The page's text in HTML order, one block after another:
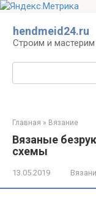
контенту
hendmeid24.ru
Строим и
Поиск:
Главная » Вязание
Вязаные
схемы
13.05.2019